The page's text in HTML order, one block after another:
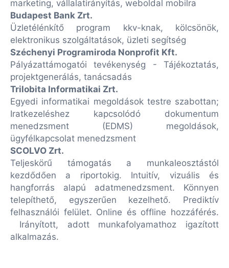
marketing, vállalatirányítás, weboldal mobilra
Budapest Bank Zrt.
Üzletélénkítő program kkv-knak, kölcsönök,
elektronikus szolgáltatások, üzleti segítség
Széchenyi Programiroda Nonprofit Kft.
Pályázattámogatói tevékenység - Tájékoztatás,
projektgenerálás, tanácsadás
Trilobita Informatikai Zrt.
Egyedi informatikai megoldások testre szabottan;
Iratkezeléshez kapcsolódó dokumentum
menedzsment (EDMS) megoldások,
ügyfélkapcsolat menedzsment
SCOLVO Zrt.
Teljeskörű támogatás a munkaleosztástól
kezdődően a riportokig. Intuitív, vizuális és
hangforrás alapú adatmenedzsment. Könnyen
telepíthető, egyszerűen kezelhető. Prediktív
felhasználói felület. Online és offline hozzáférés.
Irányított, adott munkafolyamathoz igazított
alkalmazás.